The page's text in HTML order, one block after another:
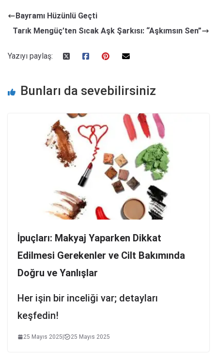
Bayramı Hüzünlü Geçti
Tarık Mengüç’ten Sıcak Aşk Şarkısı: “Aşkımsın Sen”
Yazıyı paylaş:
Bunları da sevebilirsiniz
İpuçları: Makyaj Yaparken Dikkat
Edilmesi Gerekenler ve Cilt Bakımında
Doğru ve Yanlışlar
Her işin bir inceliği var; detayları
keşfedin!
25 Mayıs 2025| 25 Mayıs 2025